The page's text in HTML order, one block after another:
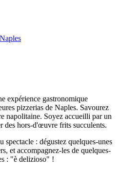
expérience gastronomique
pizzerias de Naples. Savourez
napolitaine. Soyez accueilli par un
des hors-d'œuvre frits succulents.
spectacle : dégustez quelques-unes
et accompagnez-les de quelques-
: "è delizioso" !